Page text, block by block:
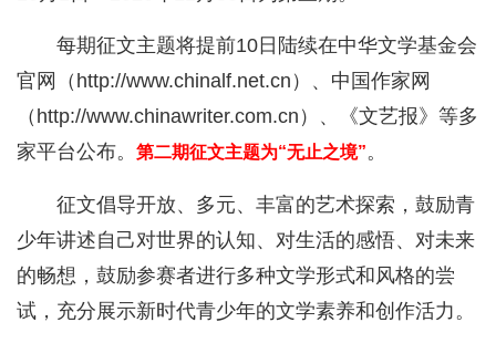
每期征文主题将提前10日陆续在中华文学基金会
官网（http://www.chinalf.net.cn）、中国作家网
（http://www.chinawriter.com.cn）、《文艺报》等多
家平台公布。 第二期征文主题为“无止之境”。
征文倡导开放、多元、丰富的艺术探索，鼓励青
少年讲述自己对世界的认知、对生活的感悟、对未来
的畅想，鼓励参赛者进行多种文学形式和风格的尝
试，充分展示新时代青少年的文学素养和创作活力。